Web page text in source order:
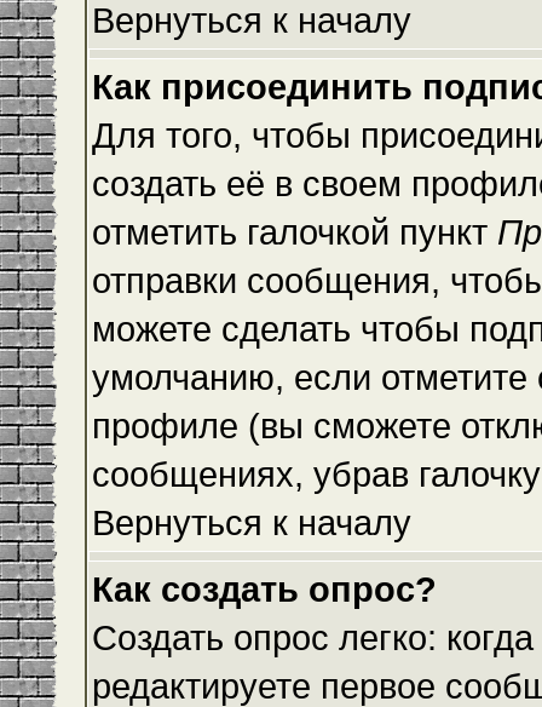
Вернуться к началу
Как присоединить
Для того, чтобы
создать её в своем
отметить галочкой пункт
отправки сообщения,
можете сделать чтобы
умолчанию, если
профиле (вы сможете
сообщениях, убрав
Вернуться к началу
Как создать опрос?
Создать опрос легко:
редактируете первое